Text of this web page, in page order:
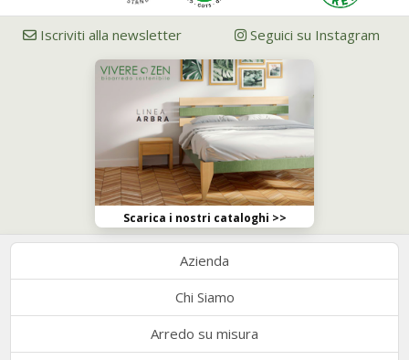
Iscriviti alla newsletter Seguici su Instagram
Scarica i nostri cataloghi >>
Azienda
Chi Siamo
Arredo su misura